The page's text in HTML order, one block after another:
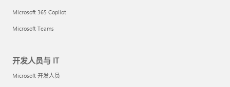
Microsoft 365 Copilot
Microsoft Teams
开发人员与 IT
Microsoft 开发人员